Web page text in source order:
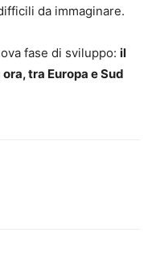
da immaginare.
fase di sviluppo: il
tra Europa e Sud